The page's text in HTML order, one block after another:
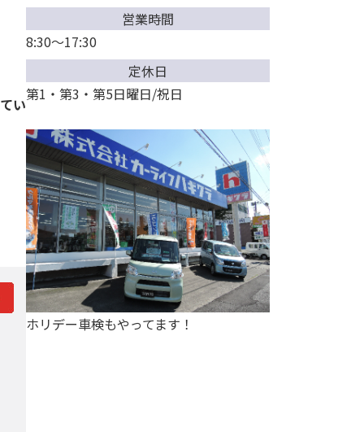
い
営業時間
8:30～17:30
定休日
第1・第3・第5日曜日/祝日
ホリデー車検もやってます！